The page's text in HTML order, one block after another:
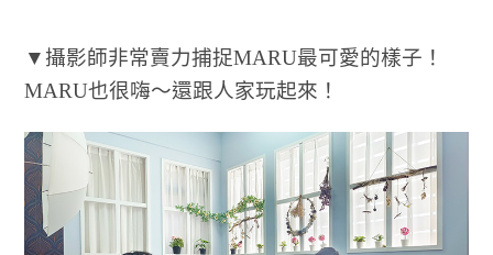
▼攝影師非常賣力捕捉MARU最可愛的樣子！
MARU也很嗨～還跟人家玩起來！